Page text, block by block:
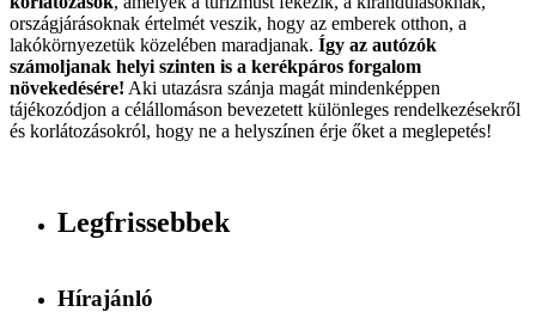
országjárásoknak értelmét veszik, hogy az emberek otthon, a
lakókörnyezetük közelében maradjanak. Így az autózók
számoljanak helyi szinten is a kerékpáros forgalom
növekedésére! Aki utazásra szánja magát mindenképpen
tájékozódjon a célállomáson bevezetett különleges rendelkezésekről
és korlátozásokról, hogy ne a helyszínen érje őket a meglepetés!
Legfrissebbek
Hírajánló